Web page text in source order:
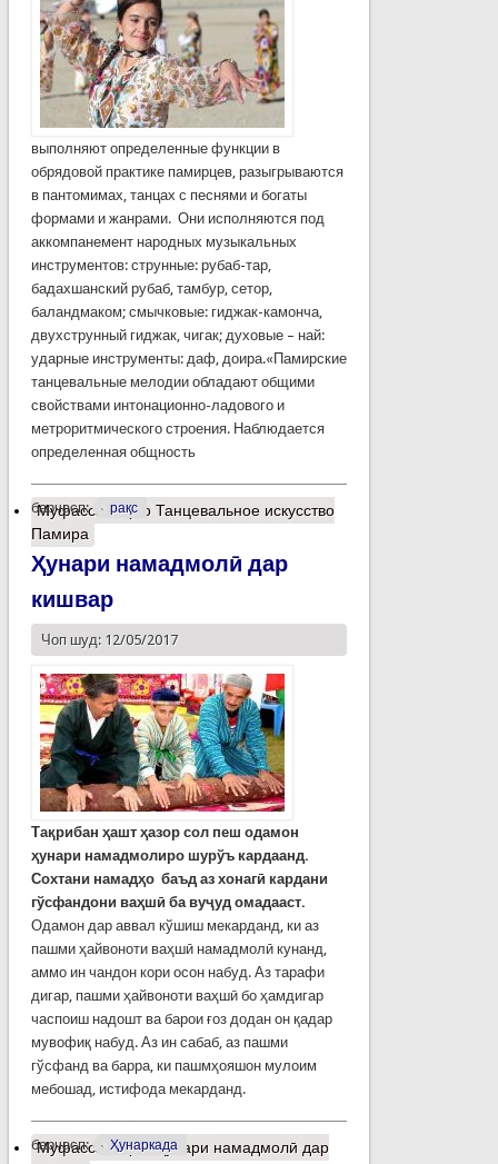
выполняют определенные функции в
обрядовой практике памирцев, разыгрываются
в пантомимах, танцах с песнями и богаты
формами и жанрами. Они исполняются под
аккомпанемент народных музыкальных
инструментов: струнные: рубаб-тар,
бадахшанский рубаб, тамбур, сетор,
баландмаком; смычковые: гиджак-камонча,
двухструнный гиджак, чигак; духовые – най:
ударные инструменты: даф, доира.«Памирские
танцевальные мелодии обладают общими
свойствами интонационно-ладового и
метроритмического строения. Наблюдается
определенная общность
барчасп: рақс
Муфассалтаро Танцевальное искусство
Памира
Ҳунари намадмолӣ дар
кишвар
Чоп шуд: 12/05/2017
Тақрибан ҳашт ҳазор сол пеш одамон
ҳунари намадмолиро шурўъ кардаанд.
Сохтани намадҳо баъд аз хонагӣ кардани
гўсфандони ваҳшӣ ба вуҷуд омадааст.
Одамон дар аввал кўшиш мекарданд, ки аз
пашми ҳайвоноти ваҳшӣ намадмолӣ кунанд,
аммо ин чандон кори осон набуд. Аз тарафи
дигар, пашми ҳайвоноти ваҳшӣ бо ҳамдигар
часпоиш надошт ва барои ғоз додан он қадар
мувофиқ набуд. Аз ин сабаб, аз пашми
гўсфанд ва барра, ки пашмҳояшон мулоим
мебошад, истифода мекарданд.
барчасп: Ҳунаркада
Муфассалтаро Ҳунари намадмолӣ дар